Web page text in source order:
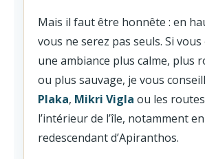
Mais il faut être honnête : en
vous ne serez pas seuls. Si vous
une ambiance plus calme, plus
ou plus sauvage, je vous
Plaka, Mikri Vigla ou les
l’intérieur de l’île, notamment en
redescendant d’Apiranthos.